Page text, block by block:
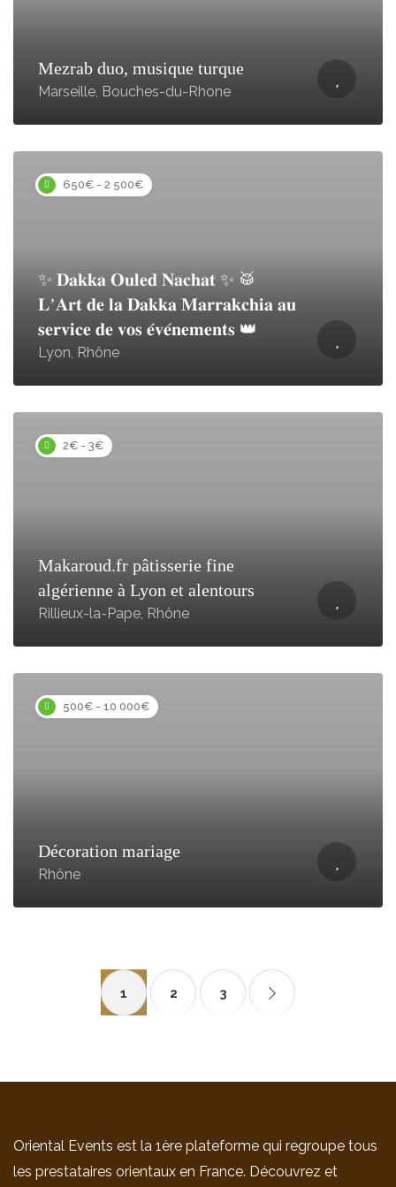
Mezrab duo, musique turque
Marseille, Bouches-du-Rhone
650€ - 2 500€
✨ 𝐃𝐚𝐤𝐤𝐚 𝐎𝐮𝐥𝐞𝐝 𝐍𝐚𝐜𝐡𝐚𝐭 ✨ 🥁
𝐋’𝐀𝐫𝐭 𝐝𝐞 𝐥𝐚 𝐃𝐚𝐤𝐤𝐚 𝐌𝐚𝐫𝐫𝐚𝐤𝐜𝐡𝐢𝐚 𝐚𝐮
𝐬𝐞𝐫𝐯𝐢𝐜𝐞 𝐝𝐞 𝐯𝐨𝐬 𝐞́𝐯𝐞́𝐧𝐞𝐦𝐞𝐧𝐭𝐬 👑
Lyon, Rhône
2€ - 3€
Makaroud.fr pâtisserie fine
algérienne à Lyon et alentours
Rillieux-la-Pape, Rhône
500€ - 10 000€
Décoration mariage
Rhône
1 2 3
Oriental Events est la 1ère plateforme qui regroupe tous
les prestataires orientaux en France. Découvrez et